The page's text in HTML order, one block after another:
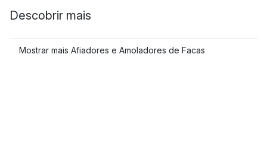
Descobrir mais
Mostrar mais Afiadores e Amoladores de Facas